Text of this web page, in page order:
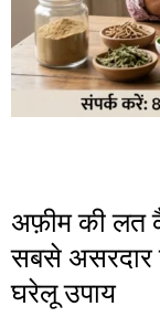
अफ़ीम की लत
सबसे असरदार
घरेलू उपाय